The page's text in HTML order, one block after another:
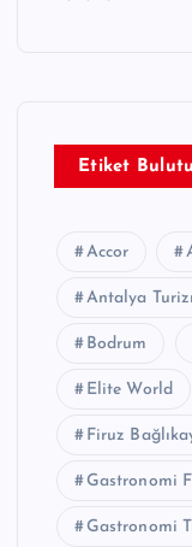
Etiket Bulutu
Accor
Antalya
Bodrum
Elite World
Firuz
Gastronomi
Gastronomi